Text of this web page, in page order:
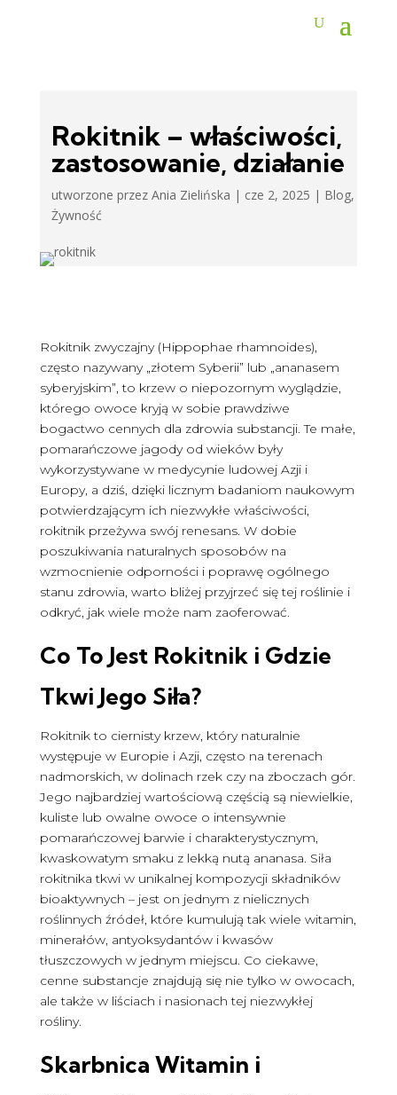
Rokitnik – właściwości,
zastosowanie, działanie
utworzone przezAnia Zielińska | cze 2, 2025 | Blog,
Żywność
Rokitnik zwyczajny (Hippophae rhamnoides),
często nazywany „złotem Syberii” lub „ananasem
syberyjskim”, to krzew o niepozornym wyglądzie,
którego owoce kryją w sobie prawdziwe
bogactwo cennych dla zdrowia substancji. Te małe,
pomarańczowe jagody od wieków były
wykorzystywane w medycynie ludowej Azji i
Europy, a dziś, dzięki licznym badaniom naukowym
potwierdzającym ich niezwykłe właściwości,
rokitnik przeżywa swój renesans. W dobie
poszukiwania naturalnych sposobów na
wzmocnienie odporności i poprawę ogólnego
stanu zdrowia, warto bliżej przyjrzeć się tej roślinie i
odkryć, jak wiele może nam zaoferować.
Co To Jest Rokitnik i Gdzie
Tkwi Jego Siła?
Rokitnik to ciernisty krzew, który naturalnie
występuje w Europie i Azji, często na terenach
nadmorskich, w dolinach rzek czy na zboczach gór.
Jego najbardziej wartościową częścią są niewielkie,
kuliste lub owalne owoce o intensywnie
pomarańczowej barwie i charakterystycznym,
kwaskowatym smaku z lekką nutą ananasa. Siła
rokitnika tkwi w unikalnej kompozycji składników
bioaktywnych – jest on jednym z nielicznych
roślinnych źródeł, które kumulują tak wiele witamin,
minerałów, antyoksydantów i kwasów
tłuszczowych w jednym miejscu. Co ciekawe,
cenne substancje znajdują się nie tylko w owocach,
ale także w liściach i nasionach tej niezwykłej
rośliny.
Skarbnica Witamin i